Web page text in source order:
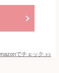
でチェック >>